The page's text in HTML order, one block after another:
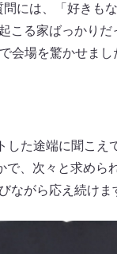
問には、「好き
こる家ばっかり
会場を驚かせまし
た途端に聞こえ
、次々と求めら
ながら応え続けま